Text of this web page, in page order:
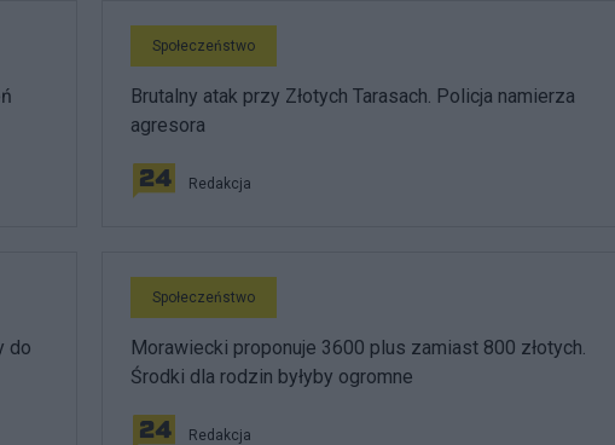
Społeczeństwo
Brutalny atak przy Złotych Tarasach. Policja namierza
agresora
Redakcja
do
Społeczeństwo
Morawiecki proponuje 3600 plus zamiast 800 złotych.
Środki dla rodzin byłyby ogromne
Redakcja